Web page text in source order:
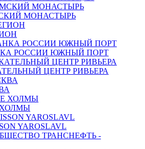
МОНАСТЫРЬ
РОССИИ ЮЖНЫЙ ПОРТ
ЦЕНТР РИВЬЕРА
YAROSLAVL